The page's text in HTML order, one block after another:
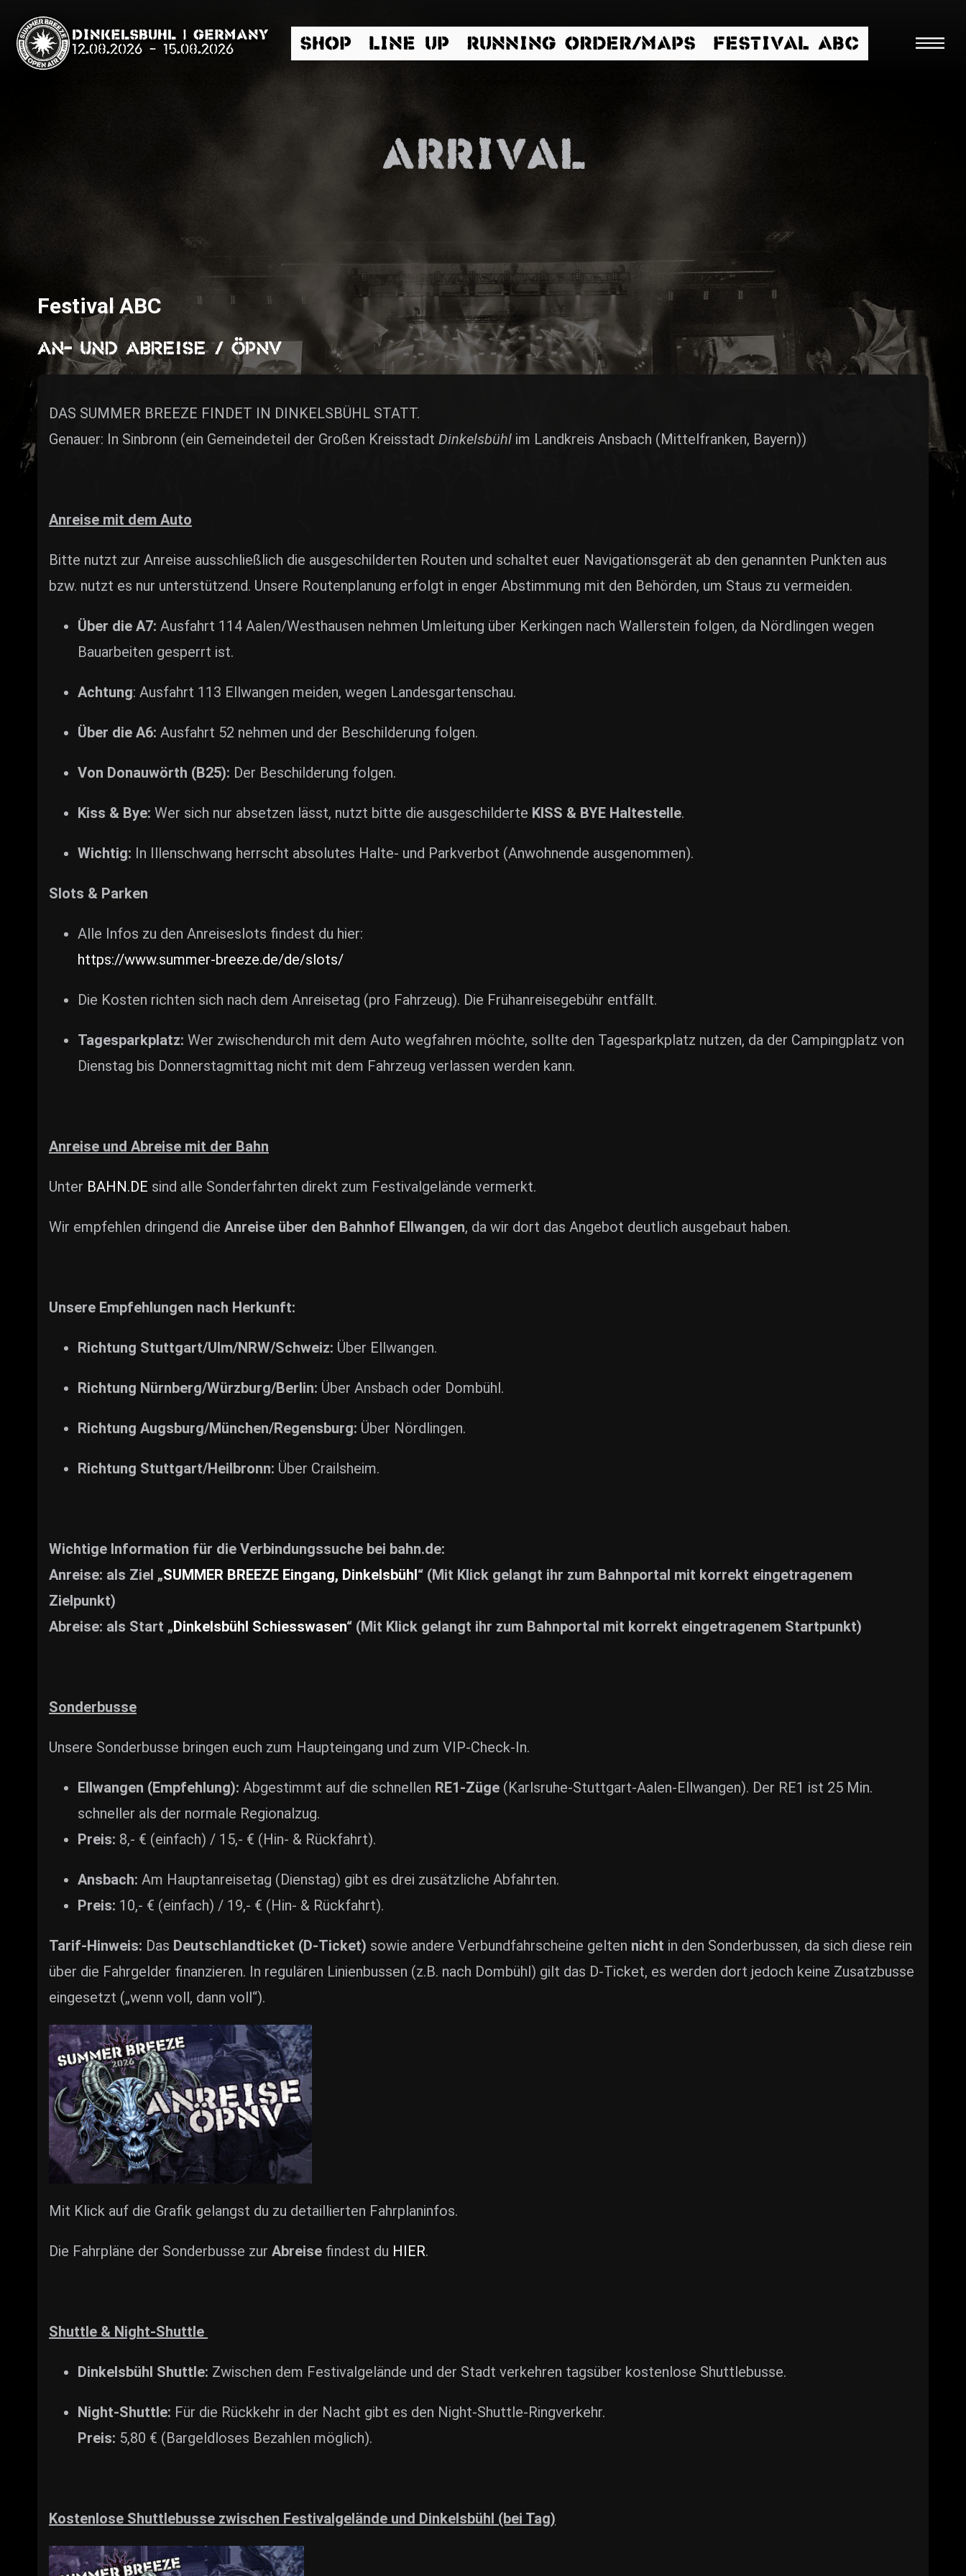
Dinkelsbühl | Germany
12.08.2026 - 15.08.2026 SHOP LINE UP RUNNING ORDER/MAPS FESTIVAL ABC
Media
ZUM SHOP
Kontakt
BARRIEREFREIHEIT ONLINE
Rückblicke
Galerien
arrival
Festival ABC
An- und Abreise / ÖPNV
DAS SUMMER BREEZE FINDET IN DINKELSBÜHL STATT.
Genauer: In Sinbronn (ein Gemeindeteil der Großen Kreisstadt Dinkelsbühl im Landkreis Ansbach (Mittelfranken, Bayern))
Anreise mit dem Auto
Bitte nutzt zur Anreise ausschließlich die ausgeschilderten Routen und schaltet euer Navigationsgerät ab den genannten Punkten aus
bzw. nutzt es nur unterstützend. Unsere Routenplanung erfolgt in enger Abstimmung mit den Behörden, um Staus zu vermeiden.
Über die A7: Ausfahrt 114 Aalen/Westhausen nehmen Umleitung über Kerkingen nach Wallerstein folgen, da Nördlingen wegen
Bauarbeiten gesperrt ist.
Achtung: Ausfahrt 113 Ellwangen meiden, wegen Landesgartenschau.
Über die A6: Ausfahrt 52 nehmen und der Beschilderung folgen.
Von Donauwörth (B25): Der Beschilderung folgen.
Kiss & Bye: Wer sich nur absetzen lässt, nutzt bitte die ausgeschilderte KISS & BYE Haltestelle.
Wichtig: In Illenschwang herrscht absolutes Halte- und Parkverbot (Anwohnende ausgenommen).
Slots & Parken
Alle Infos zu den Anreiseslots findest du hier:
https://www.summer-breeze.de/de/slots/
Die Kosten richten sich nach dem Anreisetag (pro Fahrzeug). Die Frühanreisegebühr entfällt.
Tagesparkplatz: Wer zwischendurch mit dem Auto wegfahren möchte, sollte den Tagesparkplatz nutzen, da der Campingplatz von
Dienstag bis Donnerstagmittag nicht mit dem Fahrzeug verlassen werden kann.
Anreise und Abreise mit der Bahn
Unter BAHN.DE sind alle Sonderfahrten direkt zum Festivalgelände vermerkt.
Wir empfehlen dringend die Anreise über den Bahnhof Ellwangen, da wir dort das Angebot deutlich ausgebaut haben.
Unsere Empfehlungen nach Herkunft:
Richtung Stuttgart/Ulm/NRW/Schweiz: Über Ellwangen.
Richtung Nürnberg/Würzburg/Berlin: Über Ansbach oder Dombühl.
Richtung Augsburg/München/Regensburg: Über Nördlingen.
Richtung Stuttgart/Heilbronn: Über Crailsheim.
Wichtige Information für die Verbindungssuche bei bahn.de:
Anreise: als Ziel „SUMMER BREEZE Eingang, Dinkelsbühl“ (Mit Klick gelangt ihr zum Bahnportal mit korrekt eingetragenem
Zielpunkt)
Abreise: als Start „Dinkelsbühl Schiesswasen“ (Mit Klick gelangt ihr zum Bahnportal mit korrekt eingetragenem Startpunkt)
Sonderbusse
Unsere Sonderbusse bringen euch zum Haupteingang und zum VIP-Check-In.
Ellwangen (Empfehlung): Abgestimmt auf die schnellen RE1-Züge (Karlsruhe-Stuttgart-Aalen-Ellwangen). Der RE1 ist 25 Min.
schneller als der normale Regionalzug.
Preis: 8,- € (einfach) / 15,- € (Hin- & Rückfahrt).
Ansbach: Am Hauptanreisetag (Dienstag) gibt es drei zusätzliche Abfahrten.
Preis: 10,- € (einfach) / 19,- € (Hin- & Rückfahrt).
Tarif-Hinweis: Das Deutschlandticket (D-Ticket) sowie andere Verbundfahrscheine gelten nicht in den Sonderbussen, da sich diese rein
über die Fahrgelder finanzieren. In regulären Linienbussen (z.B. nach Dombühl) gilt das D-Ticket, es werden dort jedoch keine Zusatzbusse
eingesetzt („wenn voll, dann voll“).
Mit Klick auf die Grafik gelangst du zu detaillierten Fahrplaninfos.
Die Fahrpläne der Sonderbusse zur Abreise findest du HIER.
Shuttle & Night-Shuttle
Dinkelsbühl Shuttle: Zwischen dem Festivalgelände und der Stadt verkehren tagsüber kostenlose Shuttlebusse.
Night-Shuttle: Für die Rückkehr in der Nacht gibt es den Night-Shuttle-Ringverkehr.
Preis: 5,80 € (Bargeldloses Bezahlen möglich).
Kostenlose Shuttlebusse zwischen Festivalgelände und Dinkelsbühl (bei Tag)